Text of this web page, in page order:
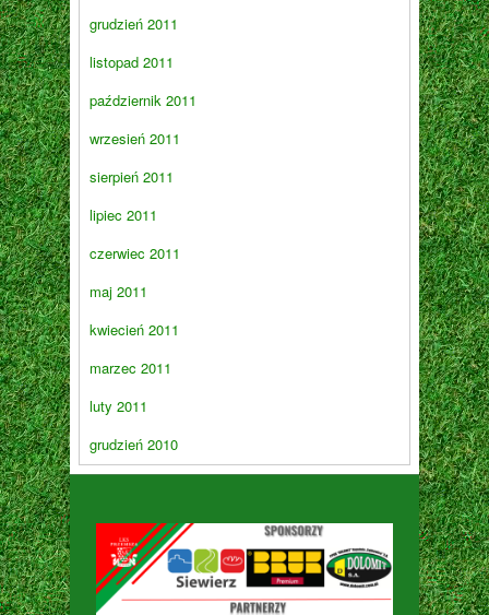
grudzień 2011
listopad 2011
październik 2011
wrzesień 2011
sierpień 2011
lipiec 2011
czerwiec 2011
maj 2011
kwiecień 2011
marzec 2011
luty 2011
grudzień 2010